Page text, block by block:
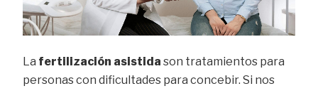
La fertilización asistida son tratamientos para
personas con dificultades para concebir. Si nos